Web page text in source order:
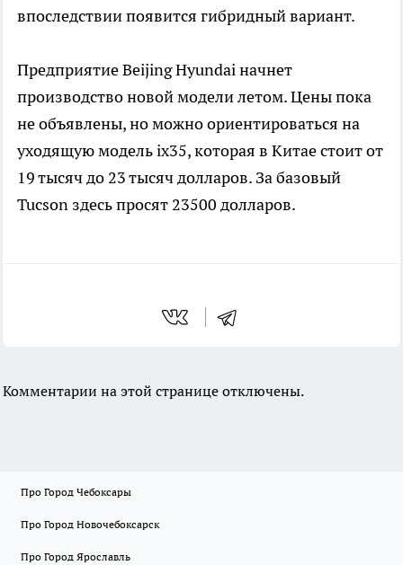
впоследствии появится гибридный вариант.
Предприятие Beijing Hyundai начнет
производство новой модели летом. Цены пока
не объявлены, но можно ориентироваться на
уходящую модель ix35, которая в Китае стоит от
19 тысяч до 23 тысяч долларов. За базовый
Tucson здесь просят 23500 долларов.
Комментарии на этой странице отключены.
Про Город Чебоксары
Про Город Новочебоксарск
Про Город Ярославль